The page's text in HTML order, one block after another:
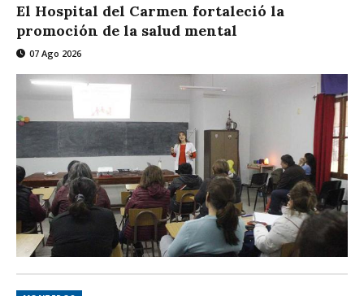
El Hospital del Carmen fortaleció la
promoción de la salud mental
07 Ago 2026